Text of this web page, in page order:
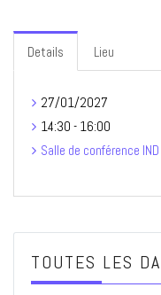
Details Lieu
27/01/2027
14:30 - 16:00
Salle de conférence IND
TOUTES LES